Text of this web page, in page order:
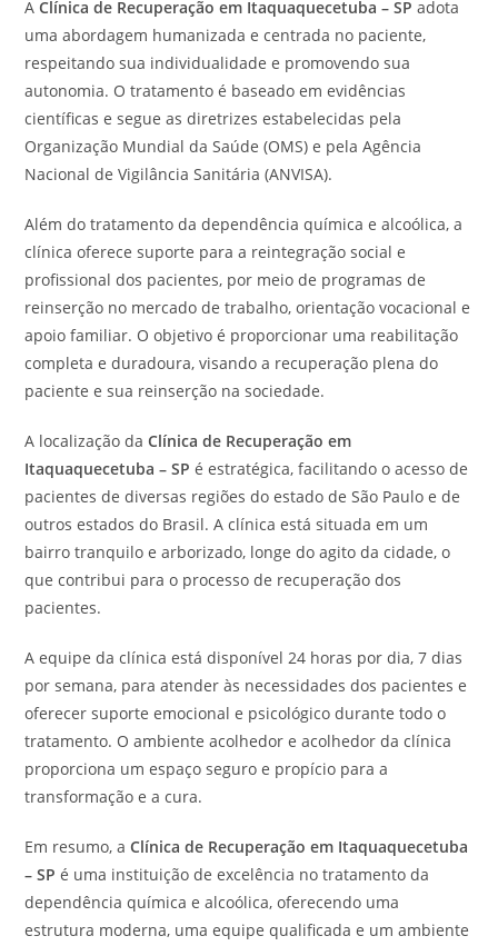
AClínica de Recuperação em Itaquaquecetuba – SP adota
uma abordagem humanizada e centrada no paciente,
respeitando sua individualidade e promovendo sua
autonomia. O tratamento é baseado em evidências
científicas e segue as diretrizes estabelecidas pela
Organização Mundial da Saúde (OMS) e pela Agência
Nacional de Vigilância Sanitária (ANVISA).
Além do tratamento da dependência química e alcoólica, a
clínica oferece suporte para a reintegração social e
profissional dos pacientes, por meio de programas de
reinserção no mercado de trabalho, orientação vocacional e
apoio familiar. O objetivo é proporcionar uma reabilitação
completa e duradoura, visando a recuperação plena do
paciente e sua reinserção na sociedade.
A localização daClínica de Recuperação em
Itaquaquecetuba – SP é estratégica, facilitando o acesso de
pacientes de diversas regiões do estado de São Paulo e de
outros estados do Brasil. A clínica está situada em um
bairro tranquilo e arborizado, longe do agito da cidade, o
que contribui para o processo de recuperação dos
pacientes.
A equipe da clínica está disponível 24 horas por dia, 7 dias
por semana, para atender às necessidades dos pacientes e
oferecer suporte emocional e psicológico durante todo o
tratamento. O ambiente acolhedor e acolhedor da clínica
proporciona um espaço seguro e propício para a
transformação e a cura.
Em resumo, aClínica de Recuperação em Itaquaquecetuba
– SP é uma instituição de excelência no tratamento da
dependência química e alcoólica, oferecendo uma
estrutura moderna, uma equipe qualificada e um ambiente